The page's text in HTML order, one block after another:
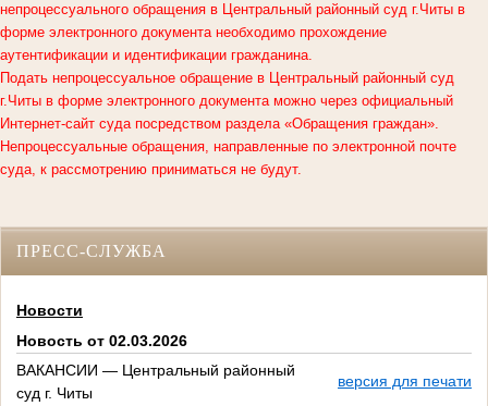
непроцессуального обращения в Центральный районный суд г.Читы в
форме электронного документа необходимо прохождение
аутентификации и идентификации гражданина.
Подать непроцессуальное обращение в Центральный районный суд
г.Читы в форме электронного документа можно через официальный
Интернет-сайт суда посредством раздела «Обращения граждан».
Непроцессуальные обращения, направленные по электронной почте
суда, к рассмотрению приниматься не будут.
ПРЕСС-СЛУЖБА
Новости
Новость от 02.03.2026
ВАКАНСИИ — Центральный районный
суд г. Читы
версия для печати